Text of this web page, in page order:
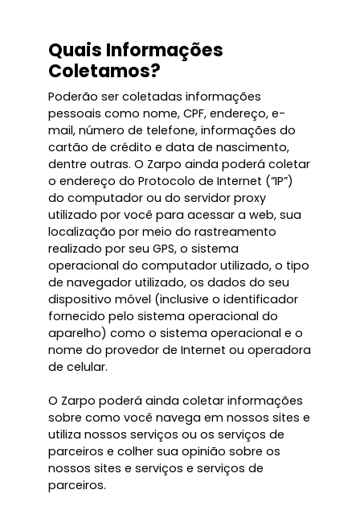
Quais Informações
Coletamos?
Poderão ser coletadas informações
pessoais como nome, CPF, endereço, e-
mail, número de telefone, informações do
cartão de crédito e data de nascimento,
dentre outras. O Zarpo ainda poderá coletar
o endereço do Protocolo de Internet (“IP”)
do computador ou do servidor proxy
utilizado por você para acessar a web, sua
localização por meio do rastreamento
realizado por seu GPS, o sistema
operacional do computador utilizado, o tipo
de navegador utilizado, os dados do seu
dispositivo móvel (inclusive o identificador
fornecido pelo sistema operacional do
aparelho) como o sistema operacional e o
nome do provedor de Internet ou operadora
de celular.
O Zarpo poderá ainda coletar informações
sobre como você navega em nossos sites e
utiliza nossos serviços ou os serviços de
parceiros e colher sua opinião sobre os
nossos sites e serviços e serviços de
parceiros.